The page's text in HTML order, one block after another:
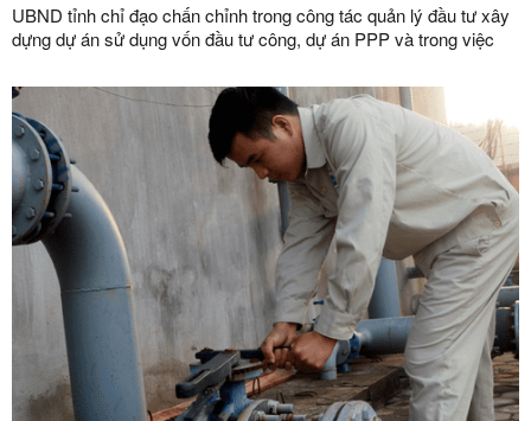
UBND tỉnh chỉ đạo chấn chỉnh trong công tác quản lý đầu tư xây
dựng dự án sử dụng vốn đầu tư công, dự án PPP và trong việc